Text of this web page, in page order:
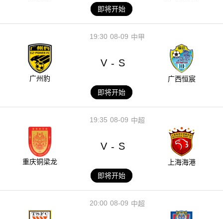
即将开始
08-09
19:30 中甲
广州豹
V - S
广西恒宸
即将开始
08-09
19:35 中超
重庆铜梁龙
V - S
上海海港
即将开始
08-09
20:00 中超